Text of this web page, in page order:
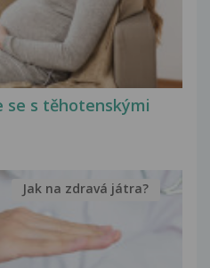
se s těhotenskými
Jak na zdravá játra?